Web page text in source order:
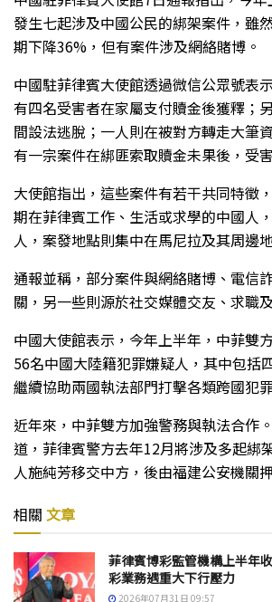
發生七起涉及中國公民的綁架案件，雖
期下降36%，但有案件涉及網絡賭博。
中國駐菲律賓大使館透過微信公眾號表
有四名受害者在家屬支付贖金後獲釋；
間設法逃脫；一人則在被對方轉走大筆
有一宗案件在綁匪索取贖金未果後，受
大使館指出，這些案件有若干共同特徵
期在菲律賓工作、生活或求學的中國人
人，案發地點則集中在馬尼拉及其周邊
通報並稱，部分案件與網絡賭博、電信
關，另一些則源於社交媒體交友、求職
中國大使館表示，今年上半年，中菲雙
56名中國大陸籍犯罪嫌疑人，其中包括
繼續協助兩國執法部門打擊各類跨國犯
近年來，中菲雙方加強警務與執法合作
道，菲律賓警方去年12月將涉及多起綁
人施純芳移交中方，後由福建公安機關
相關 文章
菲律賓博彩監管機構上半年
彩業務遇重大下行壓力
2026年07月31日 09:57